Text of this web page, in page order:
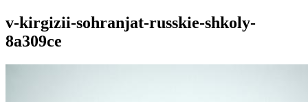
v-kirgizii-sohranjat-russkie-shkoly-
8a309ce